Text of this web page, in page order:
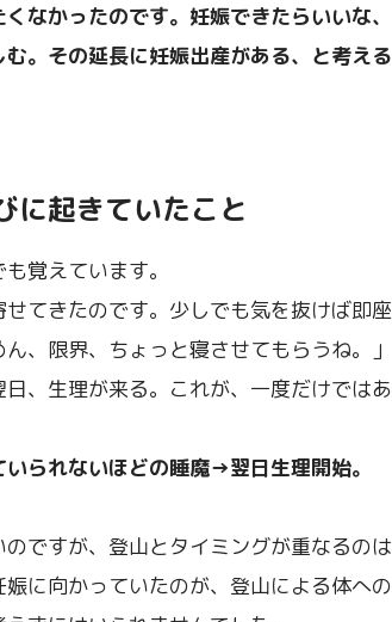
なかったのです。妊娠できたらいいな、
。その延長に妊娠出産がある、と考える
に起きていたこと
覚えています。
てきたのです。少しでも気を抜けば即座
、限界、ちょっと寝させてもらうね。」
、生理が来る。これが、一度だけではあ
られないほどの睡魔→翌日生理開始。
ですが、登山とタイミングが重なるのは
に向かっていたのが、登山による体への